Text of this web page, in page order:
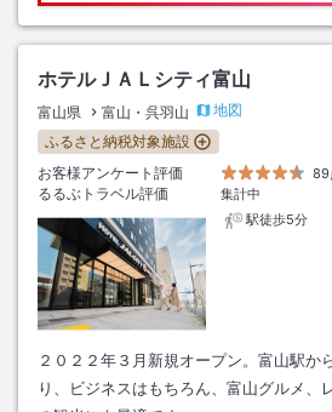
ホテルＪＡＬシティ富山
富山県 富山・呉羽山
地図
ふるさと納税対象施設
お客様アンケート評価
89
るるぶトラベル評価
集計中
駅徒歩5分
２０２２年３月新規オープン。富山駅か
り、ビジネスはもちろん、富山グルメ、